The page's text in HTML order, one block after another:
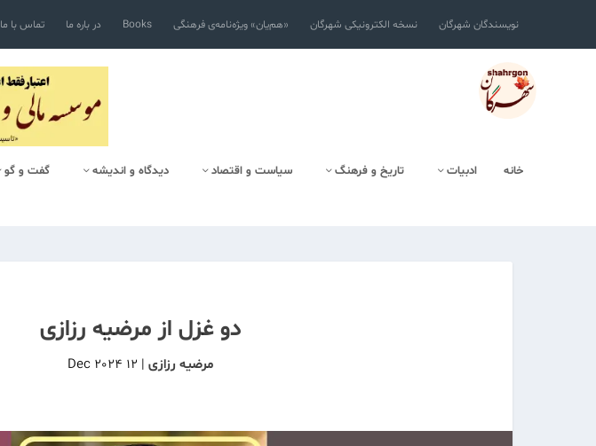
نویسندگان شهرگان نسخه الکترونیکی شهرگان «هم‌یان» ویژه‌نامه‌ی فرهنگی Books در باره ما تماس با ما
خانه ادبیات تاریخ و فرهنگ سیاست و اقتصاد دیدگاه و اندیشه گفت و گو
دو غزل از مرضیه رزازی
مرضیه رزازی|
12 Dec 2024